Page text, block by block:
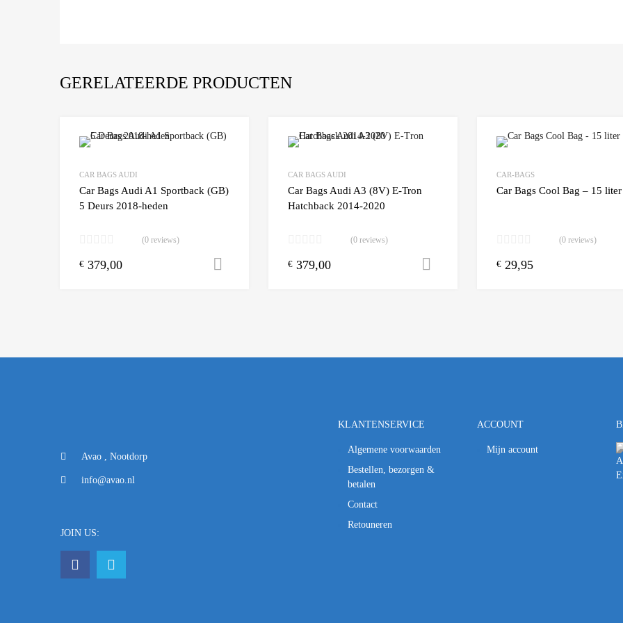
GERELATEERDE PRODUCTEN
Add to Wishlist
CAR BAGS AUDI
Car Bags Audi A1 Sportback (GB)
5 Deurs 2018-heden
(0 reviews)
€ 379,00 Toevoegen aan winkelwagen
Add to Wishlist
CAR BAGS AUDI
Car Bags Audi A3 (8V) E-Tron
Hatchback 2014-2020
(0 reviews)
€ 379,00 Toevoegen aan winkelwagen
CAR-BAGS
Car Bags Cool Bag – 15 liter
(0 reviews)
€ 29,95
Avao , Nootdorp
info@avao.nl
JOIN US:
KLANTENSERVICE
Algemene voorwaarden
Bestellen, bezorgen &
betalen
Contact
Retouneren
ACCOUNT
Mijn account